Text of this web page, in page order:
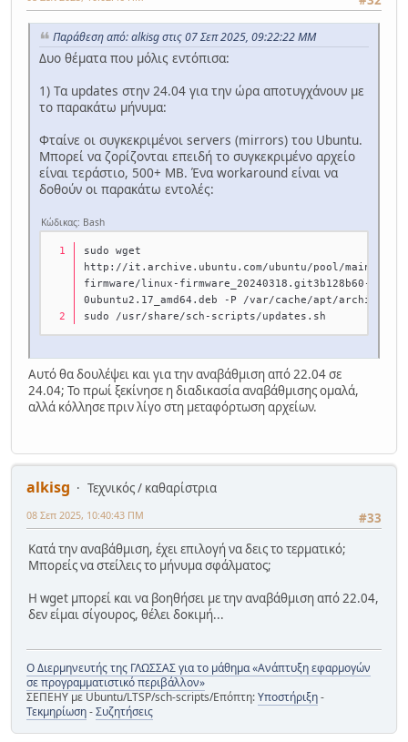
Παράθεση από: alkisg στις 07 Σεπ 2025, 09:22:22 ΜΜ
Δυο θέματα που μόλις εντόπισα:
1) Τα updates στην 24.04 για την ώρα αποτυγχάνουν με
το παρακάτω μήνυμα:
Φταίνε οι συγκεκριμένοι servers (mirrors) του Ubuntu.
Μπορεί να ζορίζονται επειδή το συγκεκριμένο αρχείο
είναι τεράστιο, 500+ MB. Ένα workaround είναι να
δοθούν οι παρακάτω εντολές:
Κώδικας: Bash
sudo wget
http://it.archive.ubuntu.com/ubuntu/pool/main/l/
firmware/linux-firmware_20240318.git3b128b60-
0ubuntu2.17_amd64.deb -P /var/cache/apt/archives
sudo /usr/share/sch-scripts/updates.sh
Αυτό θα δουλέψει και για την αναβάθμιση από 22.04 σε
24.04; Το πρωί ξεκίνησε η διαδικασία αναβάθμισης ομαλά,
αλλά κόλλησε πριν λίγο στη μεταφόρτωση αρχείων.
alkisg
Τεχνικός / καθαρίστρια
#33
08 Σεπ 2025, 10:40:43 ΠΜ
Κατά την αναβάθμιση, έχει επιλογή να δεις το τερματικό;
Μπορείς να στείλεις το μήνυμα σφάλματος;
Η wget μπορεί και να βοηθήσει με την αναβάθμιση από 22.04,
δεν είμαι σίγουρος, θέλει δοκιμή...
Ο Διερμηνευτής της ΓΛΩΣΣΑΣ για το μάθημα «Ανάπτυξη εφαρμογών
σε προγραμματιστικό περιβάλλον»
ΣΕΠΕΗΥ με Ubuntu/LTSP/sch-scripts/Επόπτη:Υποστήριξη-
Τεκμηρίωση-Συζητήσεις